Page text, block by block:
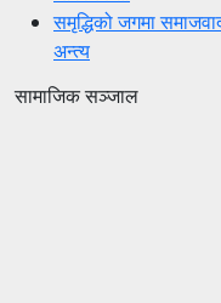
समृद्धिको जगमा
अन्त्य
सामाजिक सञ्जाल